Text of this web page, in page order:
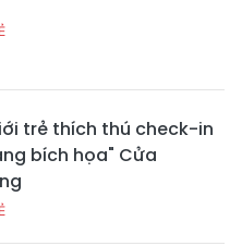
trẻ thích thú check-in
bích họa" Cửa